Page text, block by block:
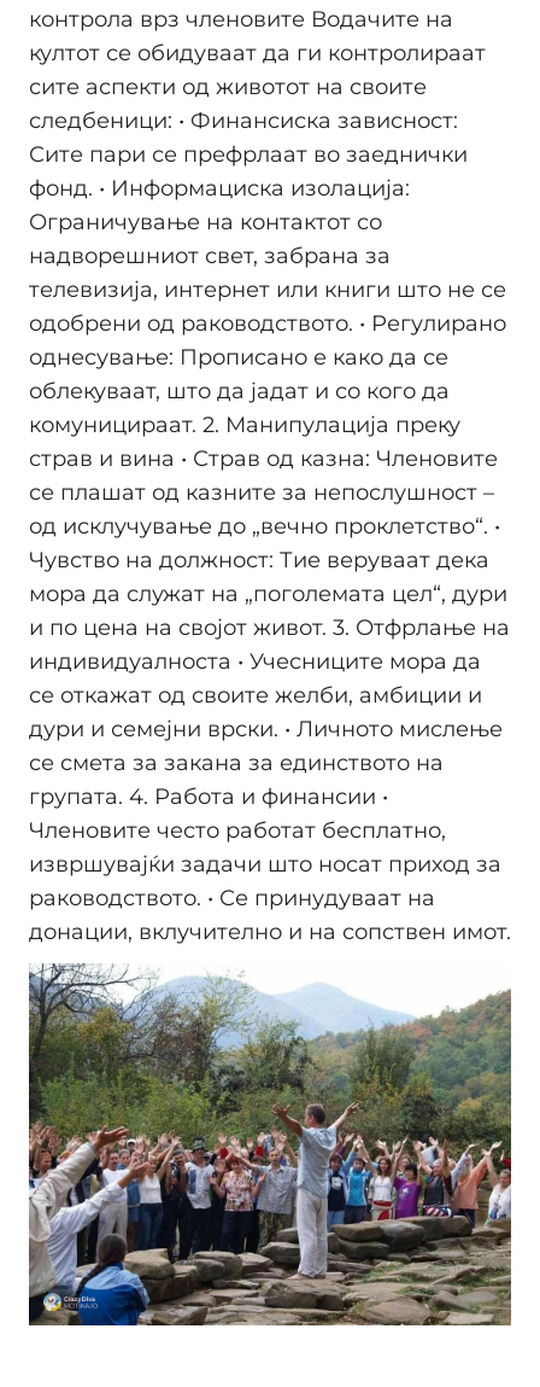
контрола врз членовите Водачите на
култот се обидуваат да ги контролираат
сите аспекти од животот на своите
следбеници: • Финансиска зависност:
Сите пари се префрлаат во заеднички
фонд. • Информациска изолација:
Ограничување на контактот со
надворешниот свет, забрана за
телевизија, интернет или книги што не се
одобрени од раководството. • Регулирано
однесување: Прописано е како да се
облекуваат, што да јадат и со кого да
комуницираат. 2. Манипулација преку
страв и вина • Страв од казна: Членовите
се плашат од казните за непослушност –
од исклучување до „вечнo проклетство“. •
Чувство на должност: Тие веруваат дека
мора да служат на „поголемата цел“, дури
и по цена на својот живот. 3. Отфрлање на
индивидуалноста • Учесниците мора да
се откажат од своите желби, амбиции и
дури и семејни врски. • Личното мислење
се смета за закана за единството на
групата. 4. Работа и финансии •
Членовите често работат бесплатно,
извршувајќи задачи што носат приход за
раководството. • Се принудуваат на
донации, вклучително и на сопствен имот.